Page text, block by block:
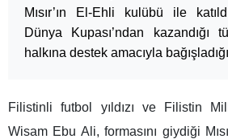
Mısır’ın El-Ehli kulübü ile
Dünya Kupası’ndan kazandığı
halkına destek amacıyla
Filistinli futbol yıldızı ve Filistin
Wisam Ebu Ali, formasını giydiği